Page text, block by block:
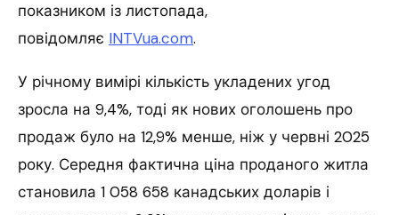
показником із листопада,
повідомляє INTVua.com.
У річному вимірі кількість укладених угод
зросла на 9,4%, тоді як нових оголошень про
продаж було на 12,9% менше, ніж у червні 2025
року. Середня фактична ціна проданого житла
становила 1 058 658 канадських доларів і